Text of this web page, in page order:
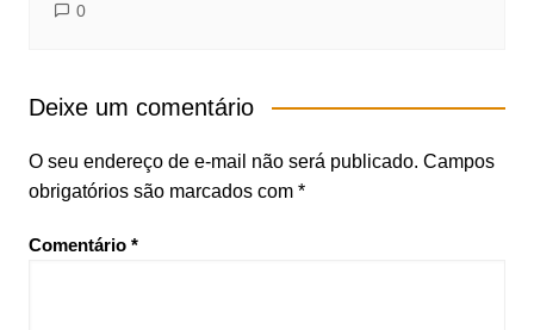
0
Deixe um comentário
O seu endereço de e-mail não será publicado. Campos
obrigatórios são marcados com *
Comentário *